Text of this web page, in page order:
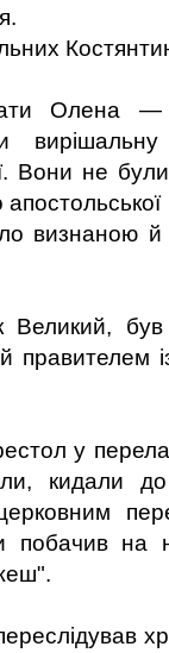
Олена —
Вони не
визнаною
Великий,
правителем
у
кидали
побачив на